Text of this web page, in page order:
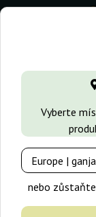
Vyberte
nebo
GanjaFarmer.cz
-25%
+dárky